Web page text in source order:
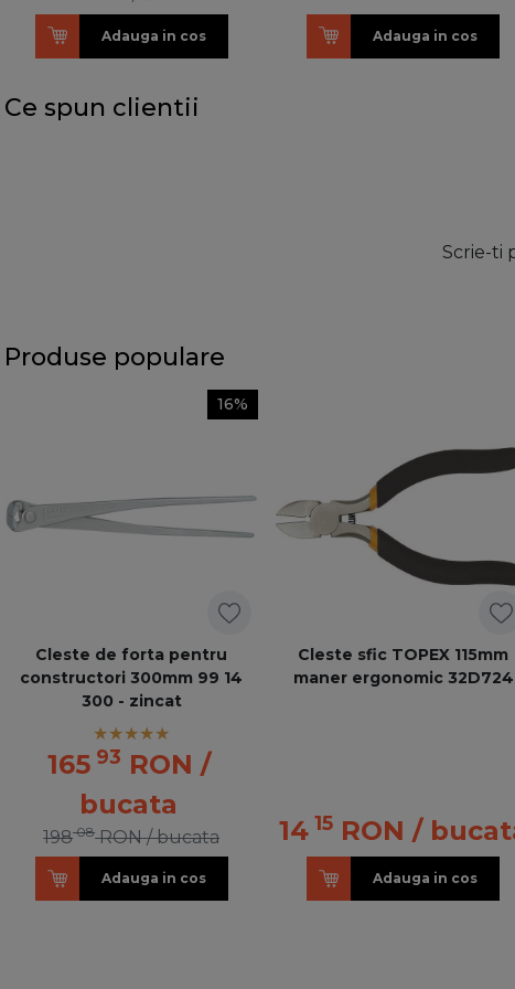
Adauga in cos Adauga in cos
Ce spun clientii
Scrie-ti
Produse populare
16%
Cleste de forta pentru
constructori 300mm 99 14
300 - zincat
165 93 RON /
bucata
19808 RON / bucata
Adauga in cos
Cleste sfic TOPEX 115mm
maner ergonomic 32D724
14 15 RON /
Adauga in cos